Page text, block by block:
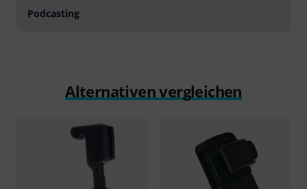
Podcasting
Alternativen vergleichen